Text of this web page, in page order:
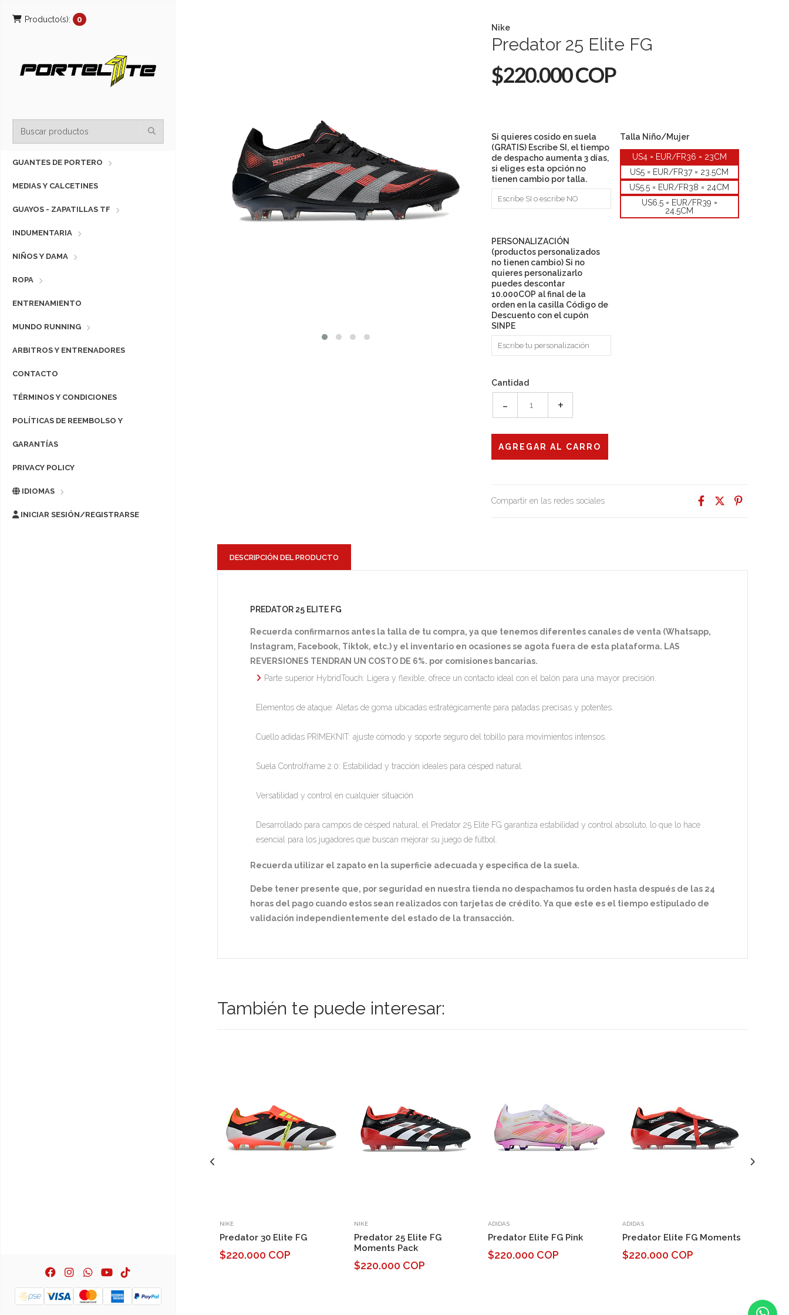
Producto(s): 0
GUANTES DE PORTERO
MEDIAS Y CALCETINES
GUAYOS - ZAPATILLAS TF
INDUMENTARIA
NIÑOS Y DAMA
ROPA
ENTRENAMIENTO
MUNDO RUNNING
ARBITROS Y ENTRENADORES
CONTACTO
TÉRMINOS Y CONDICIONES
POLÍTICAS DE REEMBOLSO Y
GARANTÍAS
PRIVACY POLICY
IDIOMAS
INICIAR SESIÓN/REGISTRARSE
Nike
Predator 25 Elite FG
$220.000 COP
Si quieres cosido en suela
(GRATIS) Escribe SI, el tiempo
de despacho aumenta 3 días,
si eliges esta opción no
tienen cambio por talla.
Talla Niño/Mujer
US4 = EUR/FR36 = 23CM
US5 = EUR/FR37 = 23.5CM
US5.5 = EUR/FR38 = 24CM
US6.5 = EUR/FR39 =
24.5CM
PERSONALIZACIÓN
(productos personalizados
no tienen cambio) Si no
quieres personalizarlo
puedes descontar
10.000COP al final de la
orden en la casilla Código de
Descuento con el cupón
SINPE
Cantidad
- +
Compartir en las redes sociales
DESCRIPCIÓN DEL PRODUCTO
PREDATOR 25 ELITE FG
Recuerda confirmarnos antes la talla de tu compra, ya que tenemos diferentes canales de venta (Whatsapp,
Instagram, Facebook, Tiktok, etc.) y el inventario en ocasiones se agota fuera de esta plataforma. LAS
REVERSIONES TENDRAN UN COSTO DE 6%. por comisiones bancarias.
Parte superior HybridTouch: Ligera y flexible, ofrece un contacto ideal con el balón para una mayor precisión.
Elementos de ataque: Aletas de goma ubicadas estratégicamente para patadas precisas y potentes.
Cuello adidas PRIMEKNIT: ajuste cómodo y soporte seguro del tobillo para movimientos intensos.
Suela Controlframe 2.0: Estabilidad y tracción ideales para césped natural.
Versatilidad y control en cualquier situación
Desarrollado para campos de césped natural, el Predator 25 Elite FG garantiza estabilidad y control absoluto, lo que lo hace
esencial para los jugadores que buscan mejorar su juego de fútbol.
Recuerda utilizar el zapato en la superficie adecuada y especifica de la suela.
Debe tener presente que, por seguridad en nuestra tienda no despachamos tu orden hasta después de las 24
horas del pago cuando estos sean realizados con tarjetas de crédito. Ya que este es el tiempo estipulado de
validación independientemente del estado de la transacción.
También te puede interesar:
NIKE
Predator 30 Elite FG
$220.000 COP
NIKE
Predator 25 Elite FG
Moments Pack
$220.000 COP
ADIDAS
Predator Elite FG Pink
$220.000 COP
ADIDAS
Predator Elite FG Moments
$220.000 COP